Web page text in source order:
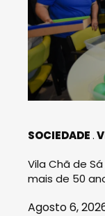
SOCIEDADE
Vila Chã de
mais de 50
Agosto 6,